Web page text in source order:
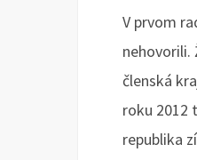
V prvom
nehovorili.
členská
roku 2012
republika